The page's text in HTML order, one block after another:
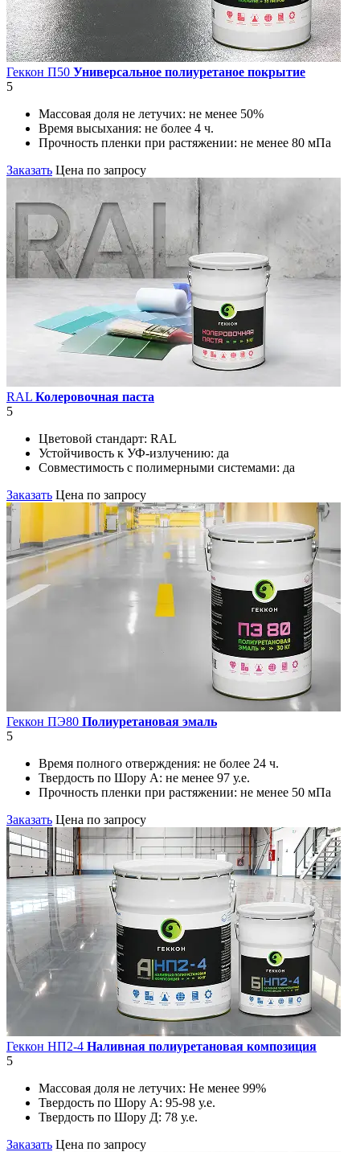
Геккон П50 Универсальное полиуретаное покрытие
5
Массовая доля не летучих: не менее 50%
Время высыхания: не более 4 ч.
Прочность пленки при растяжении: не менее 80 мПа
Заказать Цена по запросу
RAL Колеровочная паста
5
Цветовой стандарт: RAL
Устойчивость к УФ-излучению: да
Совместимость с полимерными системами: да
Заказать Цена по запросу
Геккон ПЭ80 Полиуретановая эмаль
5
Время полного отверждения: не более 24 ч.
Твердость по Шору А: не менее 97 у.е.
Прочность пленки при растяжении: не менее 50 мПа
Заказать Цена по запросу
Геккон НП2-4 Наливная полиуретановая композиция
5
Массовая доля не летучих: Не менее 99%
Твердость по Шору А: 95-98 у.е.
Твердость по Шору Д: 78 у.е.
Заказать Цена по запросу